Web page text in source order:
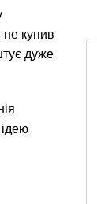
купив
дуже